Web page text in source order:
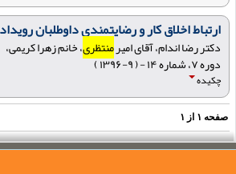
ارتباط اخلاق کار و رضایتمندی داوطلبان رویدادی
دکتر رضا اندام، آقای امیرمنتظری، خانم زهرا کریمی،
دوره ۷، شماره ۱۴ - ( ۹-۱۳۹۶ )
چکیده
۱از ۱